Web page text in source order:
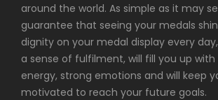
around the world. As simple as it may
guarantee that seeing your medals
dignity on your medal display every
a sense of fulfilment, will fill you up with
energy, strong emotions and will keep
motivated to reach your future goals.